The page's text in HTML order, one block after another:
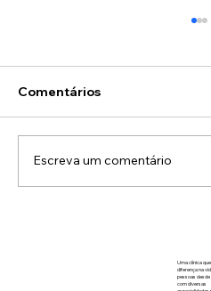
com Segurança em
Comentários
Escreva um comentário
Uma clínica
diferença na
pessoas desde
com diversas